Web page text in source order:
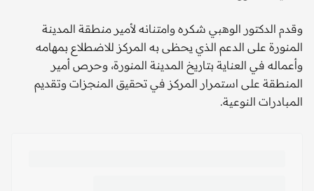
وقدم الدكتور الوهبي شكره وامتنانه لأمير منطقة المدينة
المنورة على الدعم الذي يحظى به المركز للاضطلاع بمهامه
وأعماله في العناية بتاريخ المدينة المنورة، وحرص أمير
المنطقة على استمرار المركز في تحقيق المنجزات وتقديم
المبادرات النوعية.